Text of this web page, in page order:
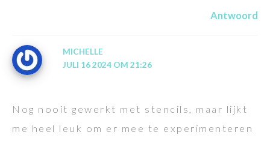
Antwoord
MICHELLE
JULI 16 2024 OM 21:26
Nog nooit gewerkt met stencils, maar lijkt
me heel leuk om er mee te experimenteren